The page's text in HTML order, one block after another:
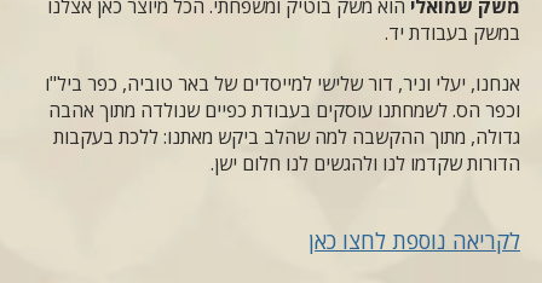
משק שמואלי הוא משק בוטיק ומשפחתי. הכל מיוצר כאן אצלנו
במשק בעבודת יד.
אנחנו, יעלי וניר, דור שלישי למייסדים של באר טוביה, כפר ביל"ו
וכפר הס. לשמחתנו עוסקים בעבודת כפיים שנולדה מתוך אהבה
גדולה, מתוך ההקשבה למה שהלב ביקש מאתנו: ללכת בעקבות
הדורות שקדמו לנו ולהגשים לנו חלום ישן.
לקריאה נוספת לחצו כאן